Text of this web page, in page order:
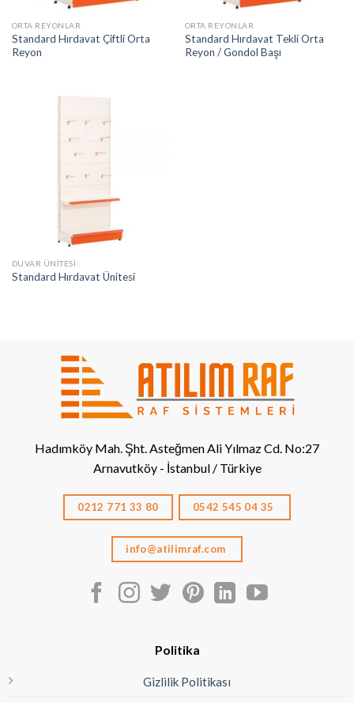
ORTA REYONLAR
Standard Hırdavat Çiftli Orta
Reyon
ORTA REYONLAR
Standard Hırdavat Tekli Orta
Reyon / Gondol Başı
DUVAR ÜNITESI
Standard Hırdavat Ünitesi
Hadımköy Mah. Şht. Asteğmen Ali Yılmaz Cd. No:27
Arnavutköy - İstanbul / Türkiye
0212 771 33 80 0542 545 04 35
info@atilimraf.com
Politika
Gizlilik Politikası